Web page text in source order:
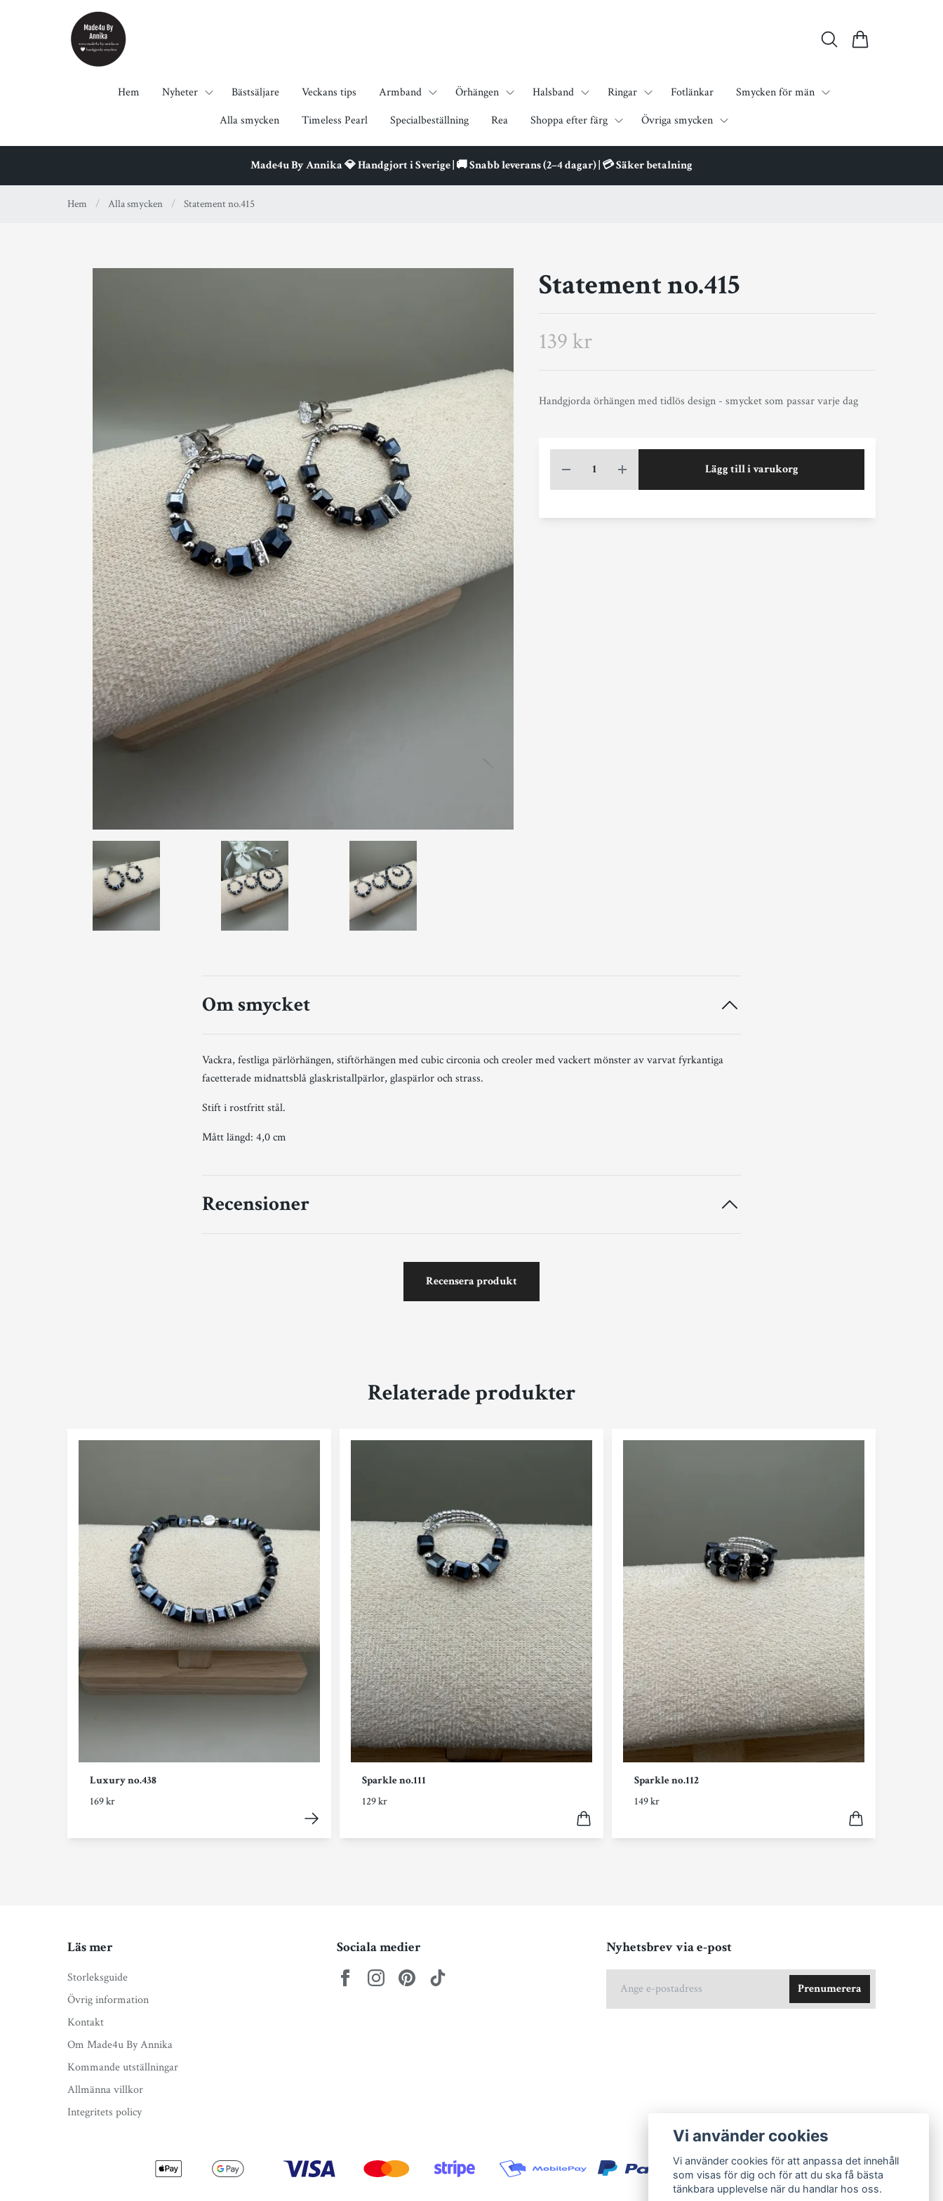
Hem Nyheter Bästsäljare Veckans tips Armband Örhängen Halsband Ringar Fotlänkar
Smycken för män
Alla smycken
Timeless Pearl Specialbeställning Rea Shoppa efter färg Övriga smycken
Made4u By Annika 💎 Handgjort i Sverige | 🚚 Snabb leverans (2–4 dagar) | 💳 Säker betalning
Hem / Alla smycken / Statement no.415
Statement no.415
139 kr
Handgjorda örhängen med tidlös design - smycket som passar varje dag
Lägg till i varukorg
Om smycket
Vackra, festliga pärlörhängen, stiftörhängen med cubic circonia och creoler med vackert mönster av varvat fyrkantiga
facetterade midnattsblå glaskristallpärlor, glaspärlor och strass.
Stift i rostfritt stål.
Mått längd: 4,0 cm
Recensioner
Recensera produkt
Relaterade produkter
Luxury no.438
169 kr
Sparkle no.111
129 kr
Sparkle no.112
149 kr
Läs mer
Storleksguide
Övrig information
Kontakt
Om Made4u By Annika
Kommande utställningar
Allmänna villkor
Integritets policy
Sociala medier Nyhetsbrev via e-post
Prenumerera
Vi använder cookies
Vi använder cookies för att anpassa det innehåll
som visas för dig och för att du ska få bästa
tänkbara upplevelse när du handlar hos oss.